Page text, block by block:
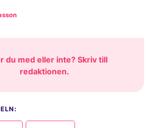
du med eller inte? Skriv till
redaktionen.